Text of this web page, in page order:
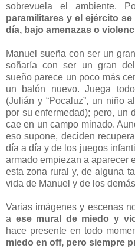
sobrevuela el ambiente.
paramilitares y el ejército
día, bajo amenazas o
Manuel sueña con ser un
soñaría con ser un gran
sueño parece un poco más
un balón nuevo. Juega
(Julián y “Pocaluz”, un niño
por su enfermedad); pero, un
cae en un campo minado.
eso supone, deciden
día a día y de los juegos
armado empiezan a aparecer
esta zona rural y, de alguna
vida de Manuel y de los
Varias imágenes y escenas
a ese mural de miedo y
hace presente en todo
miedo en off, pero siempre